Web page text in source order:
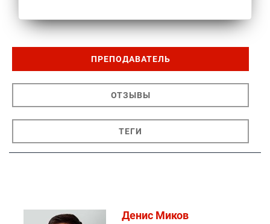
ПРЕПОДАВАТЕЛЬ
ОТЗЫВЫ
ТЕГИ
Денис Миков